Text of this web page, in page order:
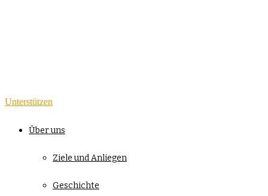
Unterstützen
Über uns
Ziele und Anliegen
Geschichte